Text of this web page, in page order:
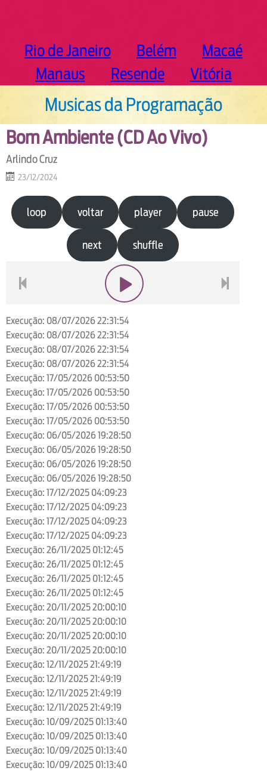
Rio de Janeiro Belém
Macaé
Manaus
Resende Vitória
Musicas da Programação
Bom Ambiente (CD Ao Vivo)
Arlindo Cruz
23/12/2024
loop voltar player pause
next shuffle
Execução: 08/07/2026 22:31:54
Execução: 08/07/2026 22:31:54
Execução: 08/07/2026 22:31:54
Execução: 08/07/2026 22:31:54
Execução: 17/05/2026 00:53:50
Execução: 17/05/2026 00:53:50
Execução: 17/05/2026 00:53:50
Execução: 17/05/2026 00:53:50
Execução: 06/05/2026 19:28:50
Execução: 06/05/2026 19:28:50
Execução: 06/05/2026 19:28:50
Execução: 06/05/2026 19:28:50
Execução: 17/12/2025 04:09:23
Execução: 17/12/2025 04:09:23
Execução: 17/12/2025 04:09:23
Execução: 17/12/2025 04:09:23
Execução: 26/11/2025 01:12:45
Execução: 26/11/2025 01:12:45
Execução: 26/11/2025 01:12:45
Execução: 26/11/2025 01:12:45
Execução: 20/11/2025 20:00:10
Execução: 20/11/2025 20:00:10
Execução: 20/11/2025 20:00:10
Execução: 20/11/2025 20:00:10
Execução: 12/11/2025 21:49:19
Execução: 12/11/2025 21:49:19
Execução: 12/11/2025 21:49:19
Execução: 12/11/2025 21:49:19
Execução: 10/09/2025 01:13:40
Execução: 10/09/2025 01:13:40
Execução: 10/09/2025 01:13:40
Execução: 10/09/2025 01:13:40